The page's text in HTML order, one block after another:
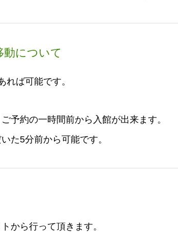
動について
れば可能です。
予約の一時間前から入館が出来ます。
た5分前から可能です。
から行って頂きます。